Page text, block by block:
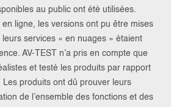
au public ont été utilisées.
ligne, les versions ont pu être mises
services « en nuages » étaient
AV-TEST n’a pris en compte que
et testé les produits par rapport
produits ont dû prouver leurs
de l’ensemble des fonctions et des